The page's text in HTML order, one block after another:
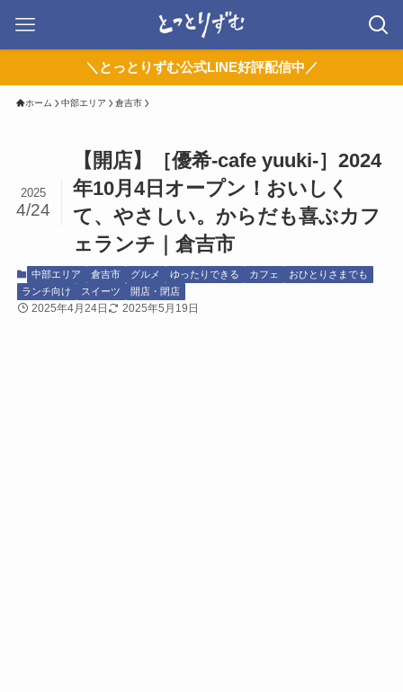
＼とっとりずむ公式LINE好評配信中／
ホーム 中部エリア 倉吉市
【開店】［優希-cafe yuuki-］2024
年10月4日オープン！おいしく
て、やさしい。からだも喜ぶカフ
ェランチ｜倉吉市
2025
4/24
中部エリア 倉吉市 グルメ ゆったりできる カフェ
おひとりさまでも
ランチ向け
スイーツ 開店・閉店
2025年4月24日 2025年5月19日